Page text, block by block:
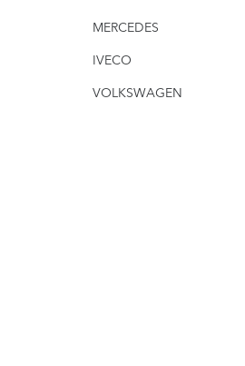
MERCEDES
IVECO
VOLKSWAGEN